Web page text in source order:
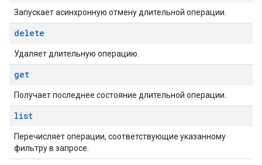
Запускает асинхронную отмену длительной операции.
delete
Удаляет длительную операцию.
get
Получает последнее состояние длительной операции.
list
Перечисляет операции, соответствующие указанному
фильтру в запросе.